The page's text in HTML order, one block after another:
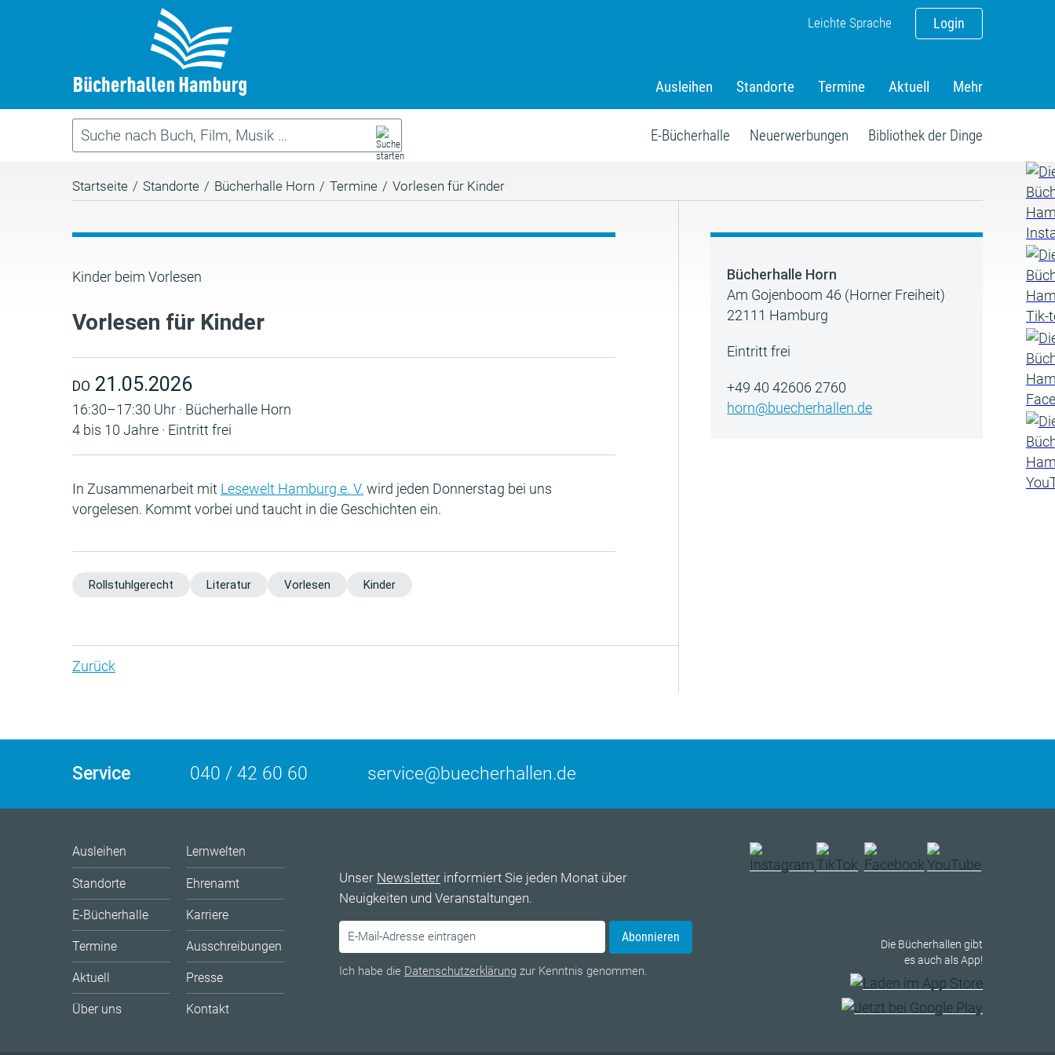
Login
Leichte Sprache
Ausleihen Standorte Termine Aktuell Mehr
E-Bücherhalle Neuerwerbungen Bibliothek der Dinge
Startseite / Standorte / Bücherhalle Horn / Termine / Vorlesen für Kinder
Kinder beim Vorlesen
Vorlesen für Kinder
DO 21.05.2026
16:30–17:30 Uhr · Bücherhalle Horn
4 bis 10 Jahre · Eintritt frei
In Zusammenarbeit mit Lesewelt Hamburg e. V. wird jeden Donnerstag bei uns
vorgelesen. Kommt vorbei und taucht in die Geschichten ein.
Rollstuhlgerecht Literatur Vorlesen Kinder
Zurück
Bücherhalle Horn
Am Gojenboom 46 (Horner Freiheit)
22111 Hamburg
Eintritt frei
+49 40 42606 2760
horn@buecherhallen.de
Service 040 / 42 60 60 service@buecherhallen.de
Ausleihen
Standorte
E-Bücherhalle
Termine
Aktuell
Über uns
Lernwelten
Ehrenamt
Karriere
Ausschreibungen
Presse
Kontakt
Unser Newsletter informiert Sie jeden Monat über
Neuigkeiten und Veranstaltungen.
Abonnieren
Ich habe die Datenschutzerklärung zur Kenntnis genommen.
Die Bücherhallen gibt
es auch als App!